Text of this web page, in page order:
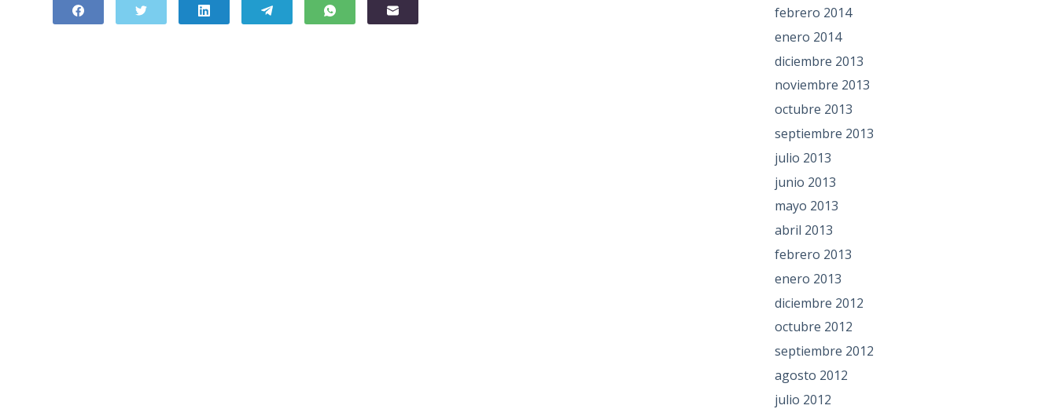
febrero 2014
enero 2014
diciembre 2013
noviembre 2013
octubre 2013
septiembre 2013
julio 2013
junio 2013
mayo 2013
abril 2013
febrero 2013
enero 2013
diciembre 2012
octubre 2012
septiembre 2012
agosto 2012
julio 2012